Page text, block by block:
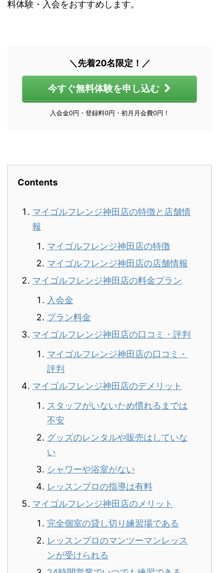
料体験・入会をおすすめします。
＼先着20名限定！／
今すぐ無料体験を申し込む
入会金0円・登録料0円・初月月会費0円！
Contents
マイゴルフレンジ神田店の特徴と店舗情
報
マイゴルフレンジ神田店の特徴
マイゴルフレンジ神田店の店舗情報
マイゴルフレンジ神田店の料金プラン
入会金
プラン料金
マイゴルフレンジ神田店の口コミ・評判
マイゴルフレンジ神田店の口コミ・
評判
マイゴルフレンジ神田店のデメリット
スタッフがいないため慣れるまでは
不安
グッズのレンタルや販売はしていな
い
シャワーや浴室がない
レッスンプロの指導は有料
マイゴルフレンジ神田店のメリット
完全個室の貸し切り練習場である
レッスンプロのマンツーマンレッス
ンが受けられる